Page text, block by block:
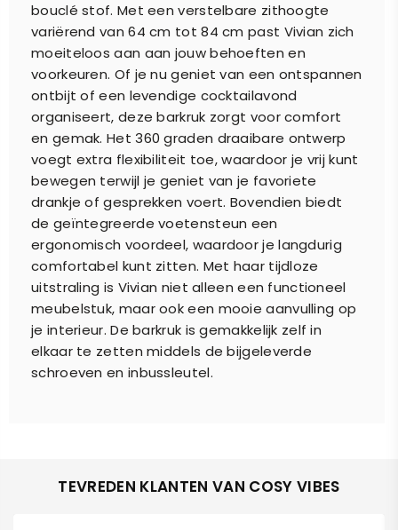
bouclé stof. Met een verstelbare zithoogte
variërend van 64 cm tot 84 cm past Vivian zich
moeiteloos aan aan jouw behoeften en
voorkeuren. Of je nu geniet van een ontspannen
ontbijt of een levendige cocktailavond
organiseert, deze barkruk zorgt voor comfort
en gemak. Het 360 graden draaibare ontwerp
voegt extra flexibiliteit toe, waardoor je vrij kunt
bewegen terwijl je geniet van je favoriete
drankje of gesprekken voert. Bovendien biedt
de geïntegreerde voetensteun een
ergonomisch voordeel, waardoor je langdurig
comfortabel kunt zitten. Met haar tijdloze
uitstraling is Vivian niet alleen een functioneel
meubelstuk, maar ook een mooie aanvulling op
je interieur. De barkruk is gemakkelijk zelf in
elkaar te zetten middels de bijgeleverde
schroeven en inbussleutel.
TEVREDEN KLANTEN VAN COSY VIBES